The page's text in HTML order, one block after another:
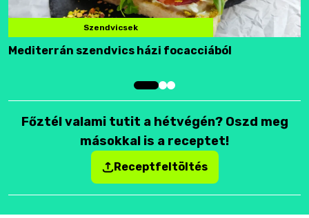
Szendvicsek
Mediterrán szendvics házi focacciából
Főztél valami tutit a hétvégén? Oszd meg
másokkal is a receptet!
Receptfeltöltés